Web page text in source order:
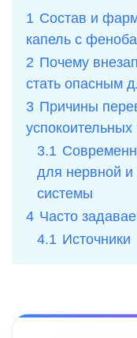
1 Состав и
капель с
2 Почему
стать опасным
3 Причины
3.1
для нервной и
системы
4 Часто
4.1 Источники